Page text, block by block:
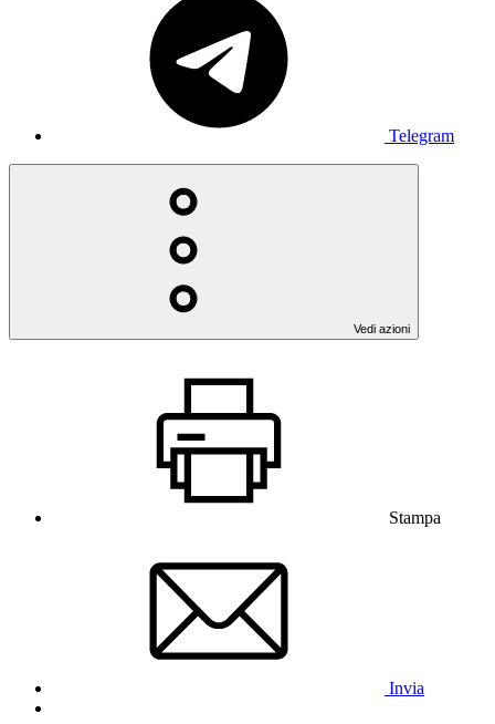
Telegram
Vedi azioni
Stampa
Invia